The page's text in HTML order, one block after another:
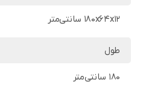
180x64x12 سانتی‌متر
طول
180 سانتی‌متر